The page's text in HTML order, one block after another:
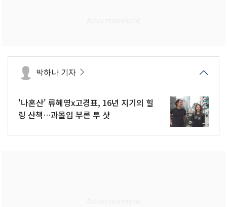
박하나 기자
'나혼산' 류혜영x고경표, 16년 지기의 힐
링 산책…과몰입 부른 투 샷